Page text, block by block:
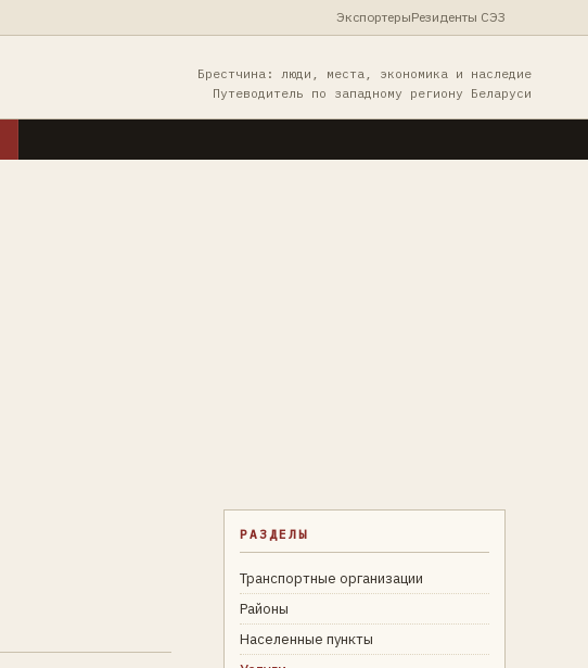
ЭкспортерыРезиденты СЭЗ
Брестчина: люди, места, экономика и наследие
Путеводитель по западному региону Беларуси
РАЗДЕЛЫ
Транспортные организации
Районы
Населенные пункты